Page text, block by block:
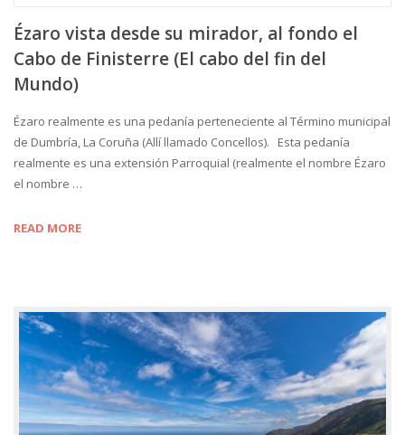
Ézaro vista desde su mirador, al fondo el
Cabo de Finisterre (El cabo del fin del
Mundo)
Ézaro realmente es una pedanía perteneciente al Término municipal
de Dumbría, La Coruña (Allí llamado Concellos). Esta pedanía
realmente es una extensión Parroquial (realmente el nombre Ézaro
el nombre …
READ MORE